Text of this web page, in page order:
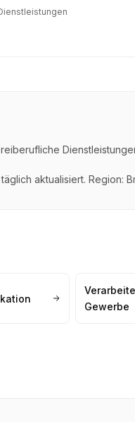
aktualisiert. Region:
Gewerbe